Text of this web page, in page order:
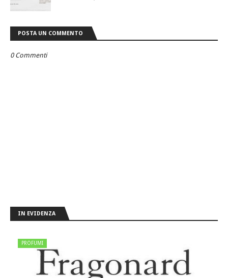
POSTA UN COMMENTO
0 Commenti
IN EVIDENZA
PROFUMI